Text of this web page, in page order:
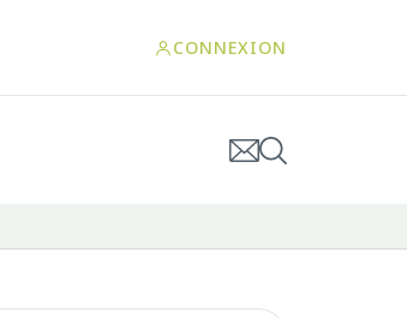
CONNEXION